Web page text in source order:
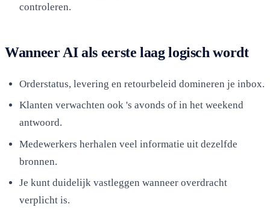
controleren.
Wanneer AI als eerste laag logisch wordt
Orderstatus, levering en retourbeleid domineren je inbox.
Klanten verwachten ook 's avonds of in het weekend
antwoord.
Medewerkers herhalen veel informatie uit dezelfde
bronnen.
Je kunt duidelijk vastleggen wanneer overdracht
verplicht is.